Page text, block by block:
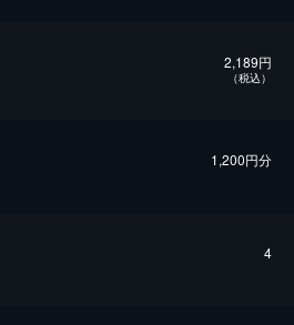
2,189円
（税込）
1,200円分
4